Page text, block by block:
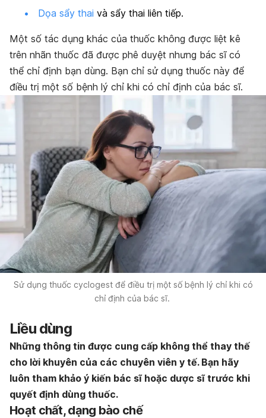
Dọa sẩy thai và sẩy thai liên tiếp.
Một số tác dụng khác của thuốc không được liệt kê
trên nhãn thuốc đã được phê duyệt nhưng bác sĩ có
thể chỉ định bạn dùng. Bạn chỉ sử dụng thuốc này để
điều trị một số bệnh lý chỉ khi có chỉ định của bác sĩ.
Sử dụng thuốc cyclogest để điều trị một số bệnh lý chỉ khi có
chỉ định của bác sĩ.
Liều dùng
Những thông tin được cung cấp không thể thay thế
cho lời khuyên của các chuyên viên y tế. Bạn hãy
luôn tham khảo ý kiến bác sĩ hoặc dược sĩ trước khi
quyết định dùng thuốc.
Hoạt chất, dạng bào chế